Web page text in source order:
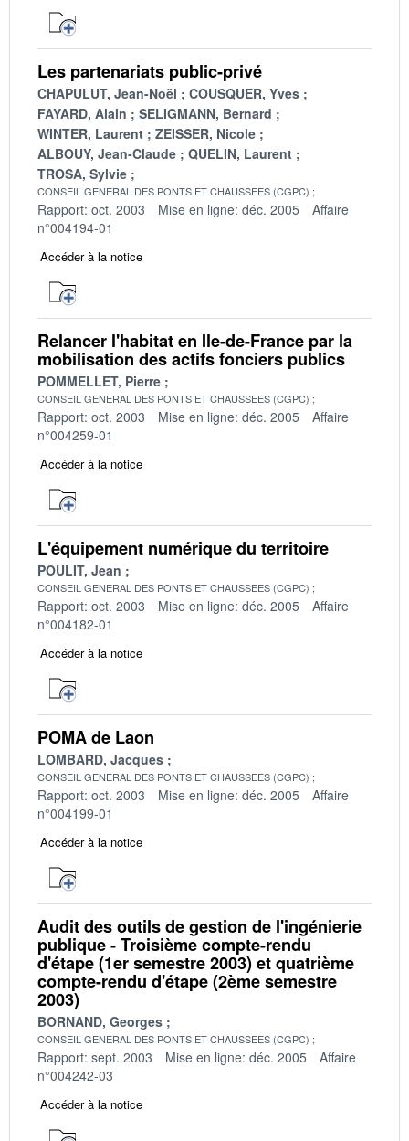
Les partenariats public-privé
CHAPULUT, Jean-Noël
COUSQUER, Yves
FAYARD, Alain
SELIGMANN, Bernard
WINTER, Laurent
ZEISSER, Nicole
ALBOUY, Jean-Claude
QUELIN, Laurent
TROSA, Sylvie
CONSEIL GENERAL DES PONTS ET CHAUSSEES (CGPC)
Rapport: oct. 2003 Mise en ligne: déc. 2005
Affaire
n°004194-01
Accéder à la notice
Relancer l'habitat en Ile-de-France par la
mobilisation des actifs fonciers publics
POMMELLET, Pierre
CONSEIL GENERAL DES PONTS ET CHAUSSEES (CGPC)
Rapport: oct. 2003 Mise en ligne: déc. 2005
Affaire
n°004259-01
Accéder à la notice
L'équipement numérique du territoire
POULIT, Jean
CONSEIL GENERAL DES PONTS ET CHAUSSEES (CGPC)
Rapport: oct. 2003 Mise en ligne: déc. 2005
Affaire
n°004182-01
Accéder à la notice
POMA de Laon
LOMBARD, Jacques
CONSEIL GENERAL DES PONTS ET CHAUSSEES (CGPC)
Rapport: oct. 2003 Mise en ligne: déc. 2005
Affaire
n°004199-01
Accéder à la notice
Audit des outils de gestion de l'ingénierie
publique - Troisième compte-rendu
d'étape (1er semestre 2003) et quatrième
compte-rendu d'étape (2ème semestre
2003)
BORNAND, Georges
CONSEIL GENERAL DES PONTS ET CHAUSSEES (CGPC)
Rapport: sept. 2003 Mise en ligne: déc. 2005
Affaire
n°004242-03
Accéder à la notice